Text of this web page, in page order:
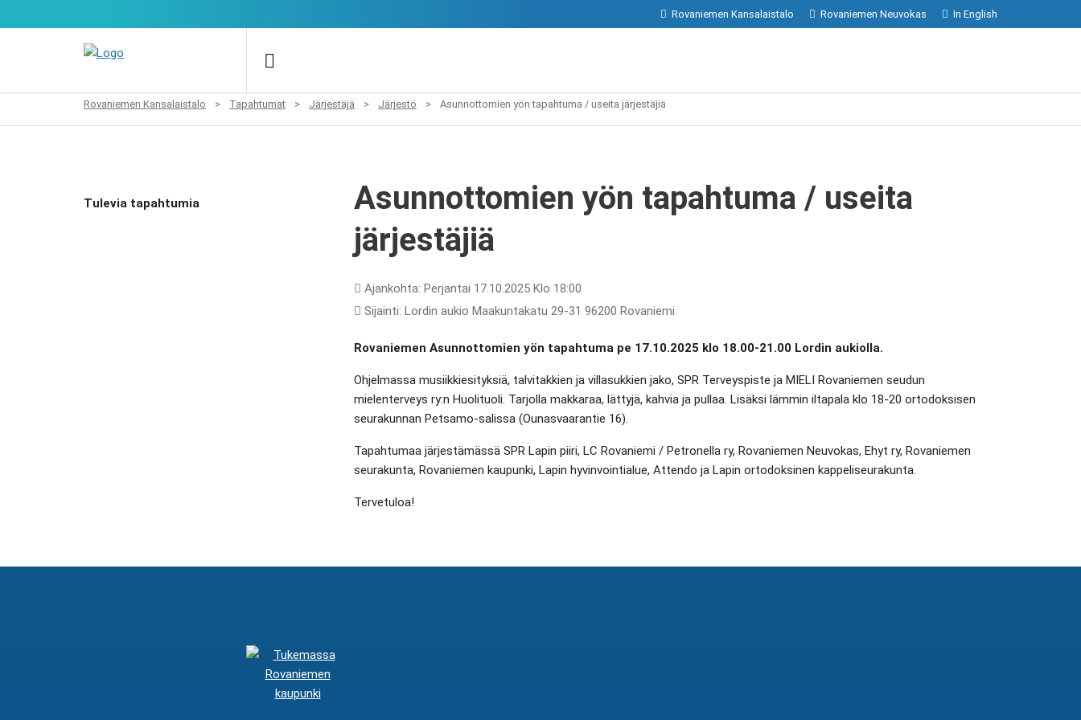
Rovaniemen Kansalaistalo Rovaniemen Neuvokas In English
Rovaniemen Kansalaistalo > Tapahtumat > Järjestäjä > Järjestö > Asunnottomien yön tapahtuma / useita järjestäjiä
Tulevia tapahtumia
Asunnottomien yön tapahtuma / useita
järjestäjiä
Ajankohta: Perjantai 17.10.2025 Klo 18:00
Sijainti: Lordin aukio Maakuntakatu 29-31 96200 Rovaniemi
Rovaniemen Asunnottomien yön tapahtuma pe 17.10.2025 klo 18.00-21.00 Lordin aukiolla.
Ohjelmassa musiikkiesityksiä, talvitakkien ja villasukkien jako, SPR Terveyspiste ja MIELI Rovaniemen seudun
mielenterveys ry:n Huolituoli. Tarjolla makkaraa, lättyjä, kahvia ja pullaa. Lisäksi lämmin iltapala klo 18-20 ortodoksisen
seurakunnan Petsamo-salissa (Ounasvaarantie 16).
Tapahtumaa järjestämässä SPR Lapin piiri, LC Rovaniemi / Petronella ry, Rovaniemen Neuvokas, Ehyt ry, Rovaniemen
seurakunta, Rovaniemen kaupunki, Lapin hyvinvointialue, Attendo ja Lapin ortodoksinen kappeliseurakunta.
Tervetuloa!